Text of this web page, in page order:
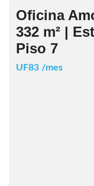
Oficina
332 m² |
Piso 7
UF83 /mes